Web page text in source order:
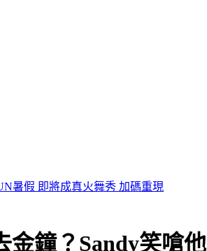
了！大戶不甩7折 店員爆「付現買原價」
金鐘？Sandy笑嗆